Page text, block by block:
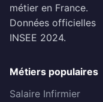
métier en France.
Données officielles
INSEE 2024.
Métiers populaires
Salaire Infirmier